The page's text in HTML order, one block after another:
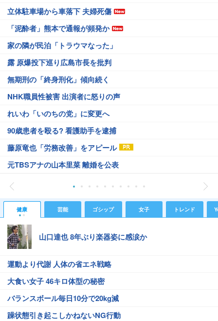
立体駐車場から車落下 夫婦死傷
「泥酔者」熊本で通報が頻発か
家の隣が民泊「トラウマなった」
露 原爆投下巡り広島市長を批判
無期刑の「終身刑化」傾向続く
NHK職員性被害 出演者に怒りの声
れいわ「いのちの党」に変更へ
90歳患者を殴る? 看護助手を逮捕
藤原竜也「労務改善」をアピール
元TBSアナの山本里菜 離婚を公表
健康 芸能 ゴシップ 女子 トレンド
山口達也 8年ぶり楽器姿に感涙か
運動より代謝 人体の省エネ戦略
大食い女子 46キロ体型の秘密
バランスボール毎日10分で20kg減
躁状態引き起こしかねないNG行動